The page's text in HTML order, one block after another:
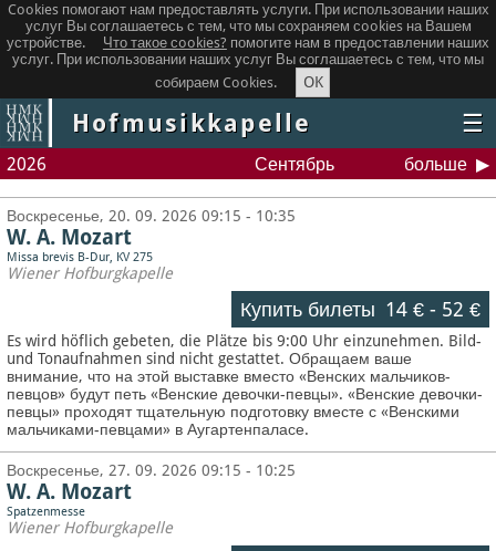
Cookies помогают нам предоставлять услуги. При использовании наших
услуг Вы соглашаетесь с тем, что мы сохраняем сookies на Вашем
устройстве.
Что такое сookies? помогите нам в предоставлении наших
услуг. При использовании наших услуг Вы соглашаетесь с тем, что мы
собираем Cookies.
OK
Hofmusikkapelle ☰
2026 Сентябрь больше
Воскресенье, 20. 09. 2026 09:15 - 10:35
W. A. Mozart
Missa brevis B-Dur, KV 275
Wiener Hofburgkapelle
Купить билеты 14 €- 52 €
Es wird höflich gebeten, die Plätze bis 9:00 Uhr einzunehmen. Bild-
und Tonaufnahmen sind nicht gestattet.Обращаем ваше
внимание, что на этой выставке вместо «Венских мальчиков-
певцов» будут петь «Венские девочки-певцы». «Венские девочки-
певцы» проходят тщательную подготовку вместе с «Венскими
мальчиками-певцами» в Аугартенпаласе.
Воскресенье, 27. 09. 2026 09:15 - 10:25
W. A. Mozart
Spatzenmesse
Wiener Hofburgkapelle